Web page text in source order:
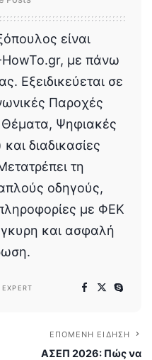
είναι
HowTo.gr, με πάνω
Εξειδικεύεται σε
Παροχές
Ψηφιακές
διαδικασίες
τη
οδηγούς,
με ΦΕΚ
και ασφαλή
ΕΠΌΜΕΝΗ ΕΊΔΗΣΗ
ΑΣΕΠ 2026: Πώς να